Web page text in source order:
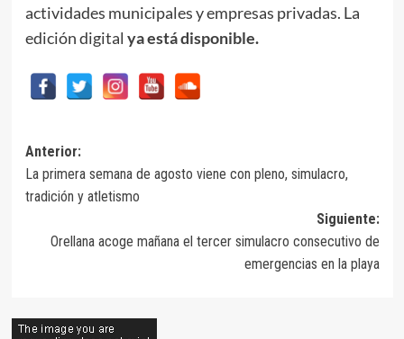
actividades municipales y empresas privadas. La
edición digital ya está disponible.
Navegación
de
entradas
Anterior:
La primera semana de agosto viene con pleno, simulacro,
tradición y atletismo
Siguiente:
Orellana acoge mañana el tercer simulacro consecutivo de
emergencias en la playa